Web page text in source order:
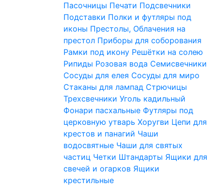
Пасочницы Печати Подсвечники
Подставки Полки и футляры под
иконы Престолы, Облачения на
престол Приборы для соборования
Рамки под икону Решётки на солею
Рипиды Розовая вода Семисвечники
Сосуды для елея Сосуды для миро
Стаканы для лампад Стрючицы
Трехсвечники Уголь кадильный
Фонари пасхальные Футляры под
церковную утварь Хоругви Цепи для
крестов и панагий Чаши
водосвятные Чаши для святых
частиц Четки Штандарты Ящики для
свечей и огарков Ящики
крестильные